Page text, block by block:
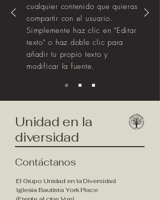
cualquier contenido que quieras
compartir con el usuario.
Simplemente haz clic en "Editar
texto" o haz doble clic para
añadir tu propio texto y
modificar la fuente.
Unidad en la
diversidad
Contáctanos
El Grupo Unidad en la Diversidad
Iglesia Bautista York Place